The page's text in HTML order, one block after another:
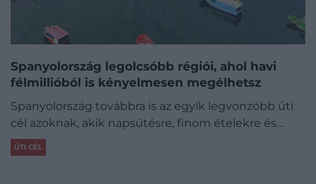
Spanyolország legolcsóbb régiói, ahol havi
félmillióból is kényelmesen megélhetsz
Spanyolország továbbra is az egyik legvonzóbb úti
cél azoknak, akik napsütésre, finom ételekre és…
ÚTI CÉL